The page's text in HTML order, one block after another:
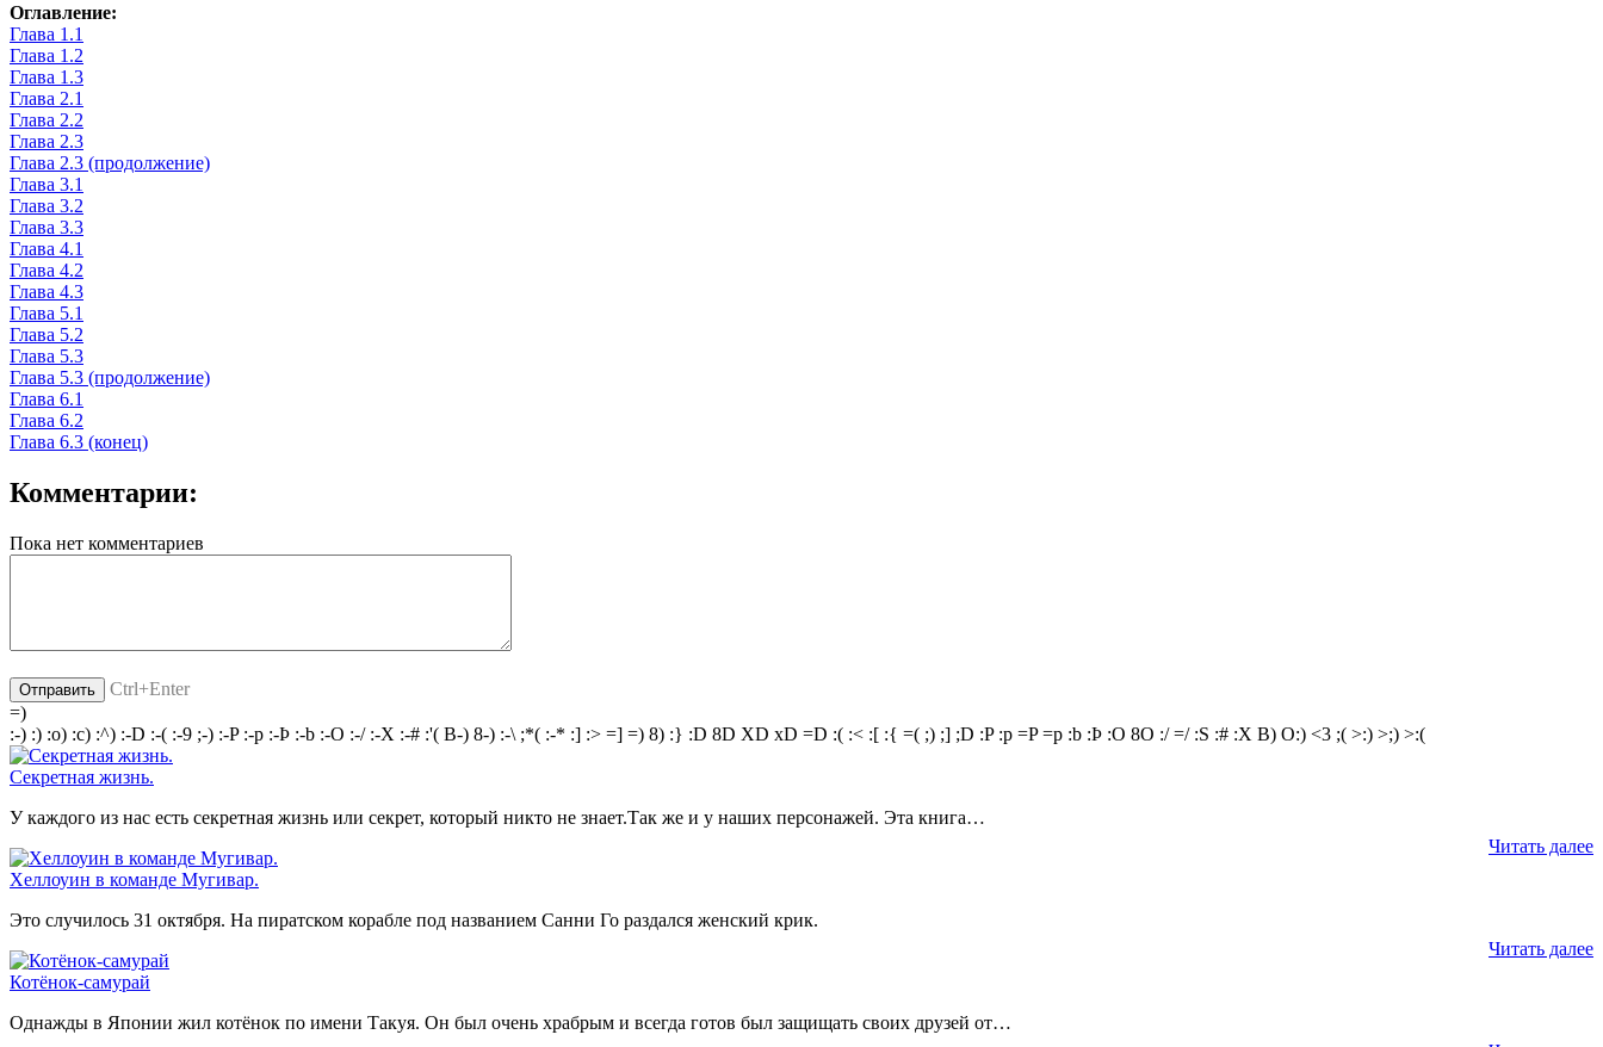
Оглавление:
Глава 1.1
Глава 1.2
Глава 1.3
Глава 2.1
Глава 2.2
Глава 2.3
Глава 2.3 (продолжение)
Глава 3.1
Глава 3.2
Глава 3.3
Глава 4.1
Глава 4.2
Глава 4.3
Глава 5.1
Глава 5.2
Глава 5.3
Глава 5.3 (продолжение)
Глава 6.1
Глава 6.2
Глава 6.3 (конец)
Комментарии:
Пока нет комментариев
Ctrl+Enter
=)
:-) :) :o) :c) :^) :-D :-( :-9 ;-) :-P :-p :-Þ :-b :-O :-/ :-X :-# :'( B-) 8-) :-\ ;*( :-* :] :> =] =) 8) :} :D 8D XD xD =D :( :< :[ :{ =( ;) ;] ;D :P :p =P =p :b :Þ :O 8O :/ =/ :S :# :X B) O:) <3 ;( >:) >;) >:(
Секретная жизнь.
У каждого из нас есть секретная жизнь или секрет, который никто не знает.Так же и у наших персонажей. Эта книга…
Читать далее
Хеллоуин в команде Мугивар.
Это случилось 31 октября. На пиратском корабле под названием Санни Го раздался женский крик.
Читать далее
Котёнок-самурай
Однажды в Японии жил котёнок по имени Такуя. Он был очень храбрым и всегда готов был защищать своих друзей от…